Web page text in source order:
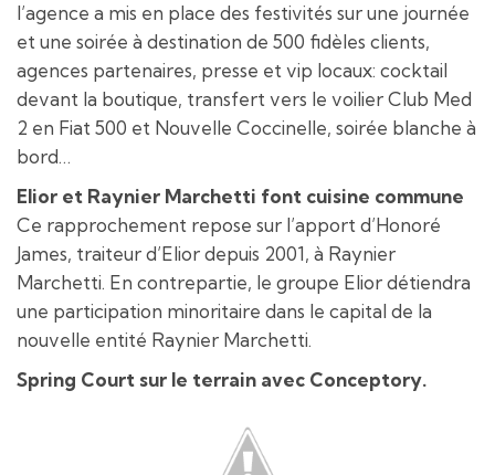
l’agence a mis en place des festivités sur une journée
et une soirée à destination de 500 fidèles clients,
agences partenaires, presse et vip locaux: cocktail
devant la boutique, transfert vers le voilier Club Med
2 en Fiat 500 et Nouvelle Coccinelle, soirée blanche à
bord…
Elior et Raynier Marchetti font cuisine commune
Ce rapprochement repose sur l’apport d’Honoré
James, traiteur d’Elior depuis 2001, à Raynier
Marchetti. En contrepartie, le groupe Elior détiendra
une participation minoritaire dans le capital de la
nouvelle entité Raynier Marchetti.
Spring Court sur le terrain avec Conceptory.